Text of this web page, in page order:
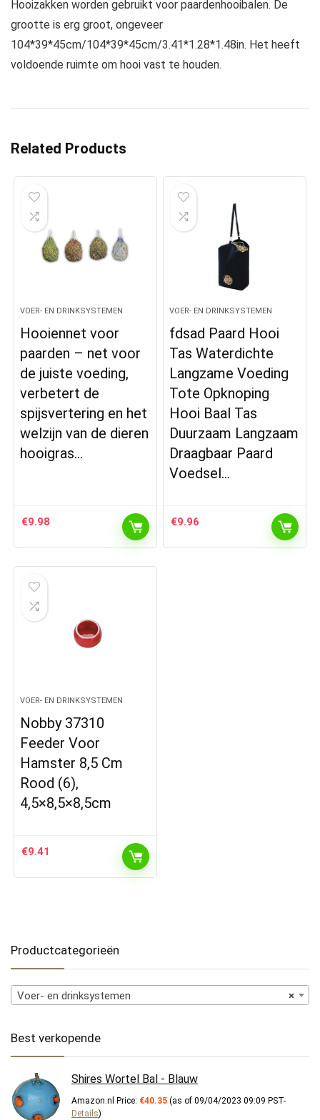
Hooizakken worden gebruikt voor paardenhooibalen. De
grootte is erg groot, ongeveer
104*39*45cm/104*39*45cm/3.41*1.28*1.48in. Het heeft
voldoende ruimte om hooi vast te houden.
Related Products
VOER- EN DRINKSYSTEMEN
Hooiennet voor
paarden – net voor
de juiste voeding,
verbetert de
spijsvertering en het
welzijn van de dieren
hooigras…
€9.98
VOER- EN DRINKSYSTEMEN
fdsad Paard Hooi
Tas Waterdichte
Langzame Voeding
Tote Opknoping
Hooi Baal Tas
Duurzaam Langzaam
Draagbaar Paard
Voedsel…
€9.96
VOER- EN DRINKSYSTEMEN
Nobby 37310
Feeder Voor
Hamster 8,5 Cm
Rood (6),
4,5×8,5×8,5cm
€9.41
Productcategorieën
×
Voer- en drinksystemen
Best verkopende
Shires Wortel Bal - Blauw
Amazon.nl Price: €40.35 (as of 09/04/2023 09:09 PST-
Details)